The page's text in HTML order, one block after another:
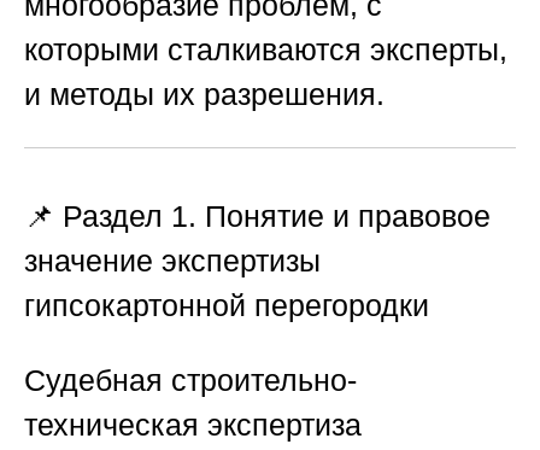
которыми сталкиваются эксперты,
и методы их разрешения.
📌 Раздел 1. Понятие и правовое
значение экспертизы
гипсокартонной перегородки
Судебная строительно-
техническая экспертиза